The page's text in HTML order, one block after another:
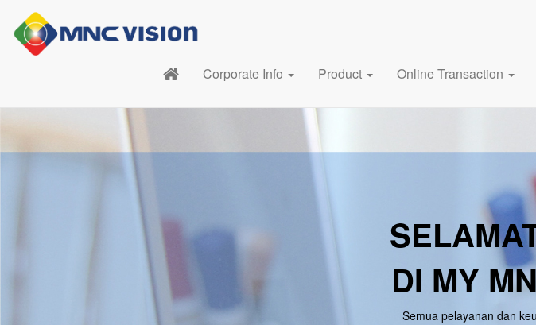
Corporate Info Product Online Transaction
DI MY
Semua pelayanan dan